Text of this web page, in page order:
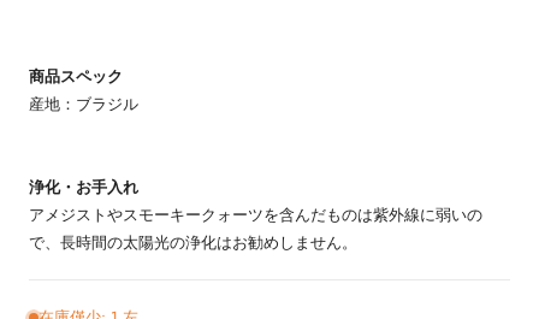
商品スペック
産地：ブラジル
浄化・お手入れ
アメジストやスモーキークォーツを含んだものは紫外線に弱いの
で、長時間の太陽光の浄化はお勧めしません。